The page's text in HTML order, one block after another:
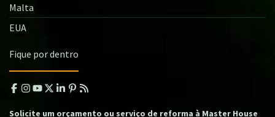
Malta
EUA
Fique por dentro
Solicite um orçamento ou serviço de reforma à Master House